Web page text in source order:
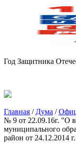
Год Защитника
Главная / Дума /
№ 9 от 22.09.16г. "О
муниципального
район от 24.12.2014